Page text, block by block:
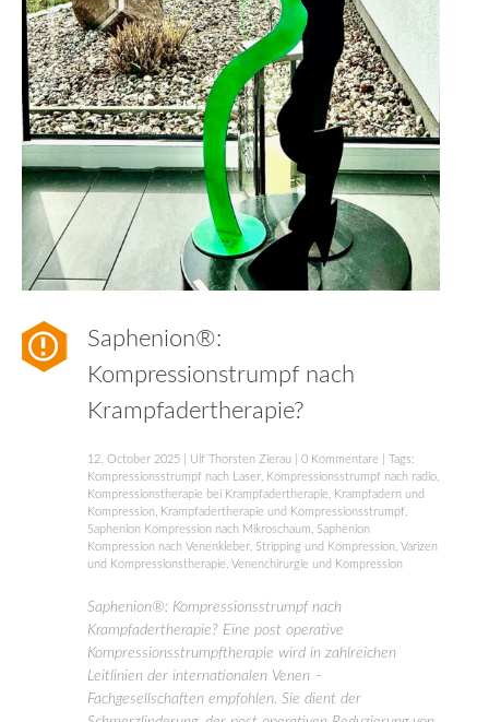
Saphenion®:
Kompressionstrumpf nach
Krampfadertherapie?
12. October 2025 Ulf Thorsten Zierau 0 Kommentare | Tags:
Kompressionsstrumpf nach Laser, Kompressionsstrumpf nach radio,
Kompressionstherapie bei Krampfadertherapie, Krampfadern und
Kompression, Krampfadertherapie und Kompressionsstrumpf,
Saphenion Kompression nach Mikroschaum, Saphenion
Kompression nach Venenkleber, Stripping und Kompression, Varizen
und Kompressionstherapie, Venenchirurgie und Kompression
Saphenion®: Kompressionsstrumpf nach
Krampfadertherapie? Eine post operative
Kompressionsstrumpftherapie wird in zahlreichen
Leitlinien der internationalen Venen –
Fachgesellschaften empfohlen. Sie dient der